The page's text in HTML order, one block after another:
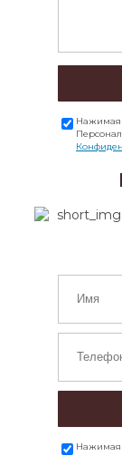
Нажимая
Нажимая